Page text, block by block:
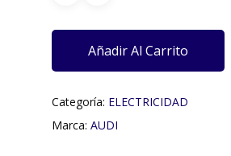
Añadir Al Carrito
Categoría: ELECTRICIDAD
Marca: AUDI